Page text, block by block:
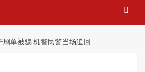
刷单被骗 机智民警当场追回